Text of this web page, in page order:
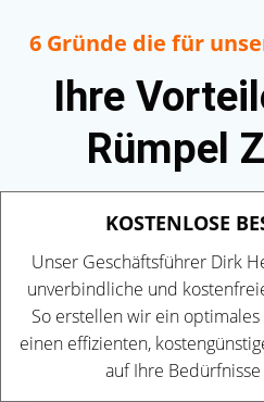
6 Gründe die für
Ihre
Rümpel
KOSTENLOSE
Unser Geschäftsführer Dirk
unverbindliche und
So erstellen wir ein
einen effizienten,
auf Ihre